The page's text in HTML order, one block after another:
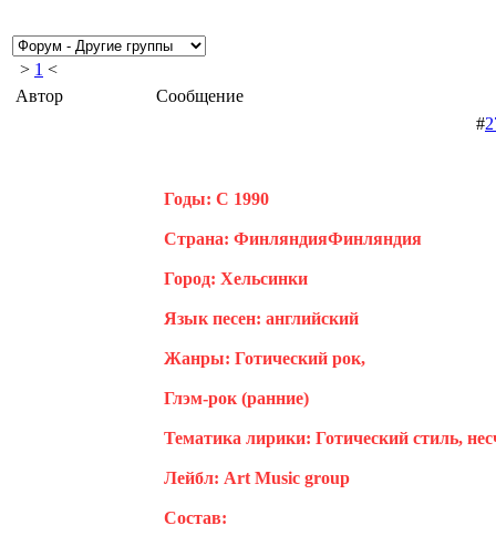
> 1 <
Автор
Сообщение
#
Годы: C 1990
Страна: ФинляндияФинляндия
Город: Хельсинки
Язык песен: английский
Жанры: Готический рок,
Глэм-рок (ранние)
Тематика лирики: Готический стиль,
Лейбл: Art Music group
Состав: